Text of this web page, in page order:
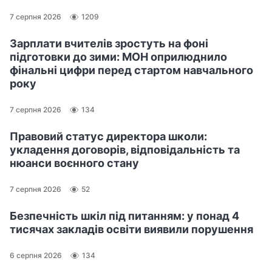
7 серпня 2026 1209
Зарплати вчителів зростуть на фоні
підготовки до зими: МОН оприлюднило
фінальні цифри перед стартом навчального
року
7 серпня 2026 134
Правовий статус директора школи:
укладення договорів, відповідальність та
нюанси воєнного стану
7 серпня 2026 52
Безпечність шкіл під питанням: у понад 4
тисячах закладів освіти виявили порушення
6 серпня 2026 134